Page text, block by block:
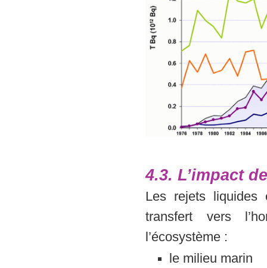
4.3. L’impact
Les rejets liquides
transfert vers
l’écosystème :
le milieu marin